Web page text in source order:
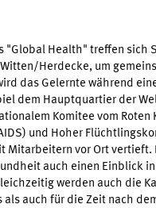
"Global Health" treffen
Herdecke, um
das Gelernte während
dem Hauptquartier der
Komitee vom
und Hoher
Mitarbeitern vor Ort
auch einen Einblick
werden auch die
auch für die Zeit nach